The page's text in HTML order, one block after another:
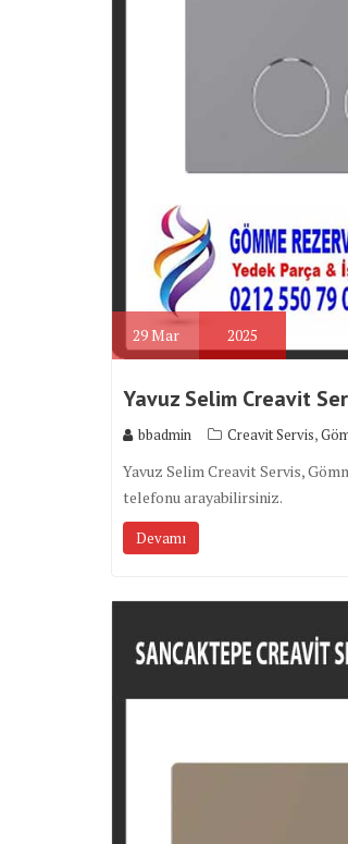
29Mar 2025
Yavuz Selim Creavit
bbadmin Creavit Servis,
Yavuz Selim Creavit Servis,
telefonu arayabilirsiniz.
Devamı